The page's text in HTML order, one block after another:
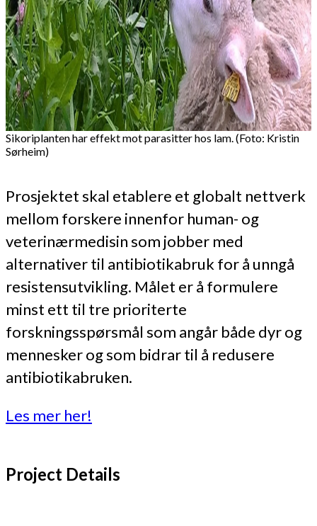
Sikoriplanten har effekt mot parasitter hos lam. (Foto: Kristin
Sørheim)
Prosjektet skal etablere et globalt nettverk
mellom forskere innenfor human- og
veterinærmedisin som jobber med
alternativer til antibiotikabruk for å unngå
resistensutvikling. Målet er å formulere
minst ett til tre prioriterte
forskningsspørsmål som angår både dyr og
mennesker og som bidrar til å redusere
antibiotikabruken.
Les mer her!
Project Details